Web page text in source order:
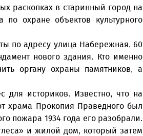
раскопках в старинный город на
по охране объектов культурного
по адресу улица Набережная, 60
нового здания. Кто именно
органу охраны памятников, а
для историков. Известно, что на
храма Прокопия Праведного был
пожара 1934 года его разобрали.
и жилой дом, который затем